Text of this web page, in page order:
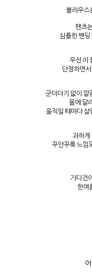
블라우스
팬츠
심플한 밴
우선 이
단정하면
군더더기 없이 깔
몸에 달
움직일 때마다 살
과하게
꾸안꾸룩 느낌
가디건
한여